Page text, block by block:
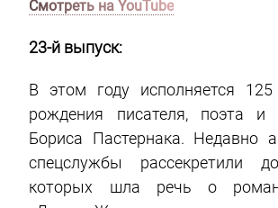
Смотреть на YouTube
23-й выпуск:
В этом году исполняется
рождения писателя, поэта и
Бориса Пастернака. Недавно
спецслужбы рассекретили
которых шла речь о